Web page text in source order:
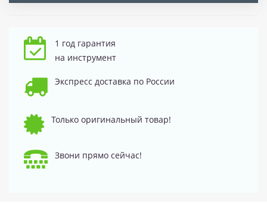
1 год гарантия
на инструмент
Экспресс доставка по России
Только оригинальный товар!
Звони прямо сейчас!